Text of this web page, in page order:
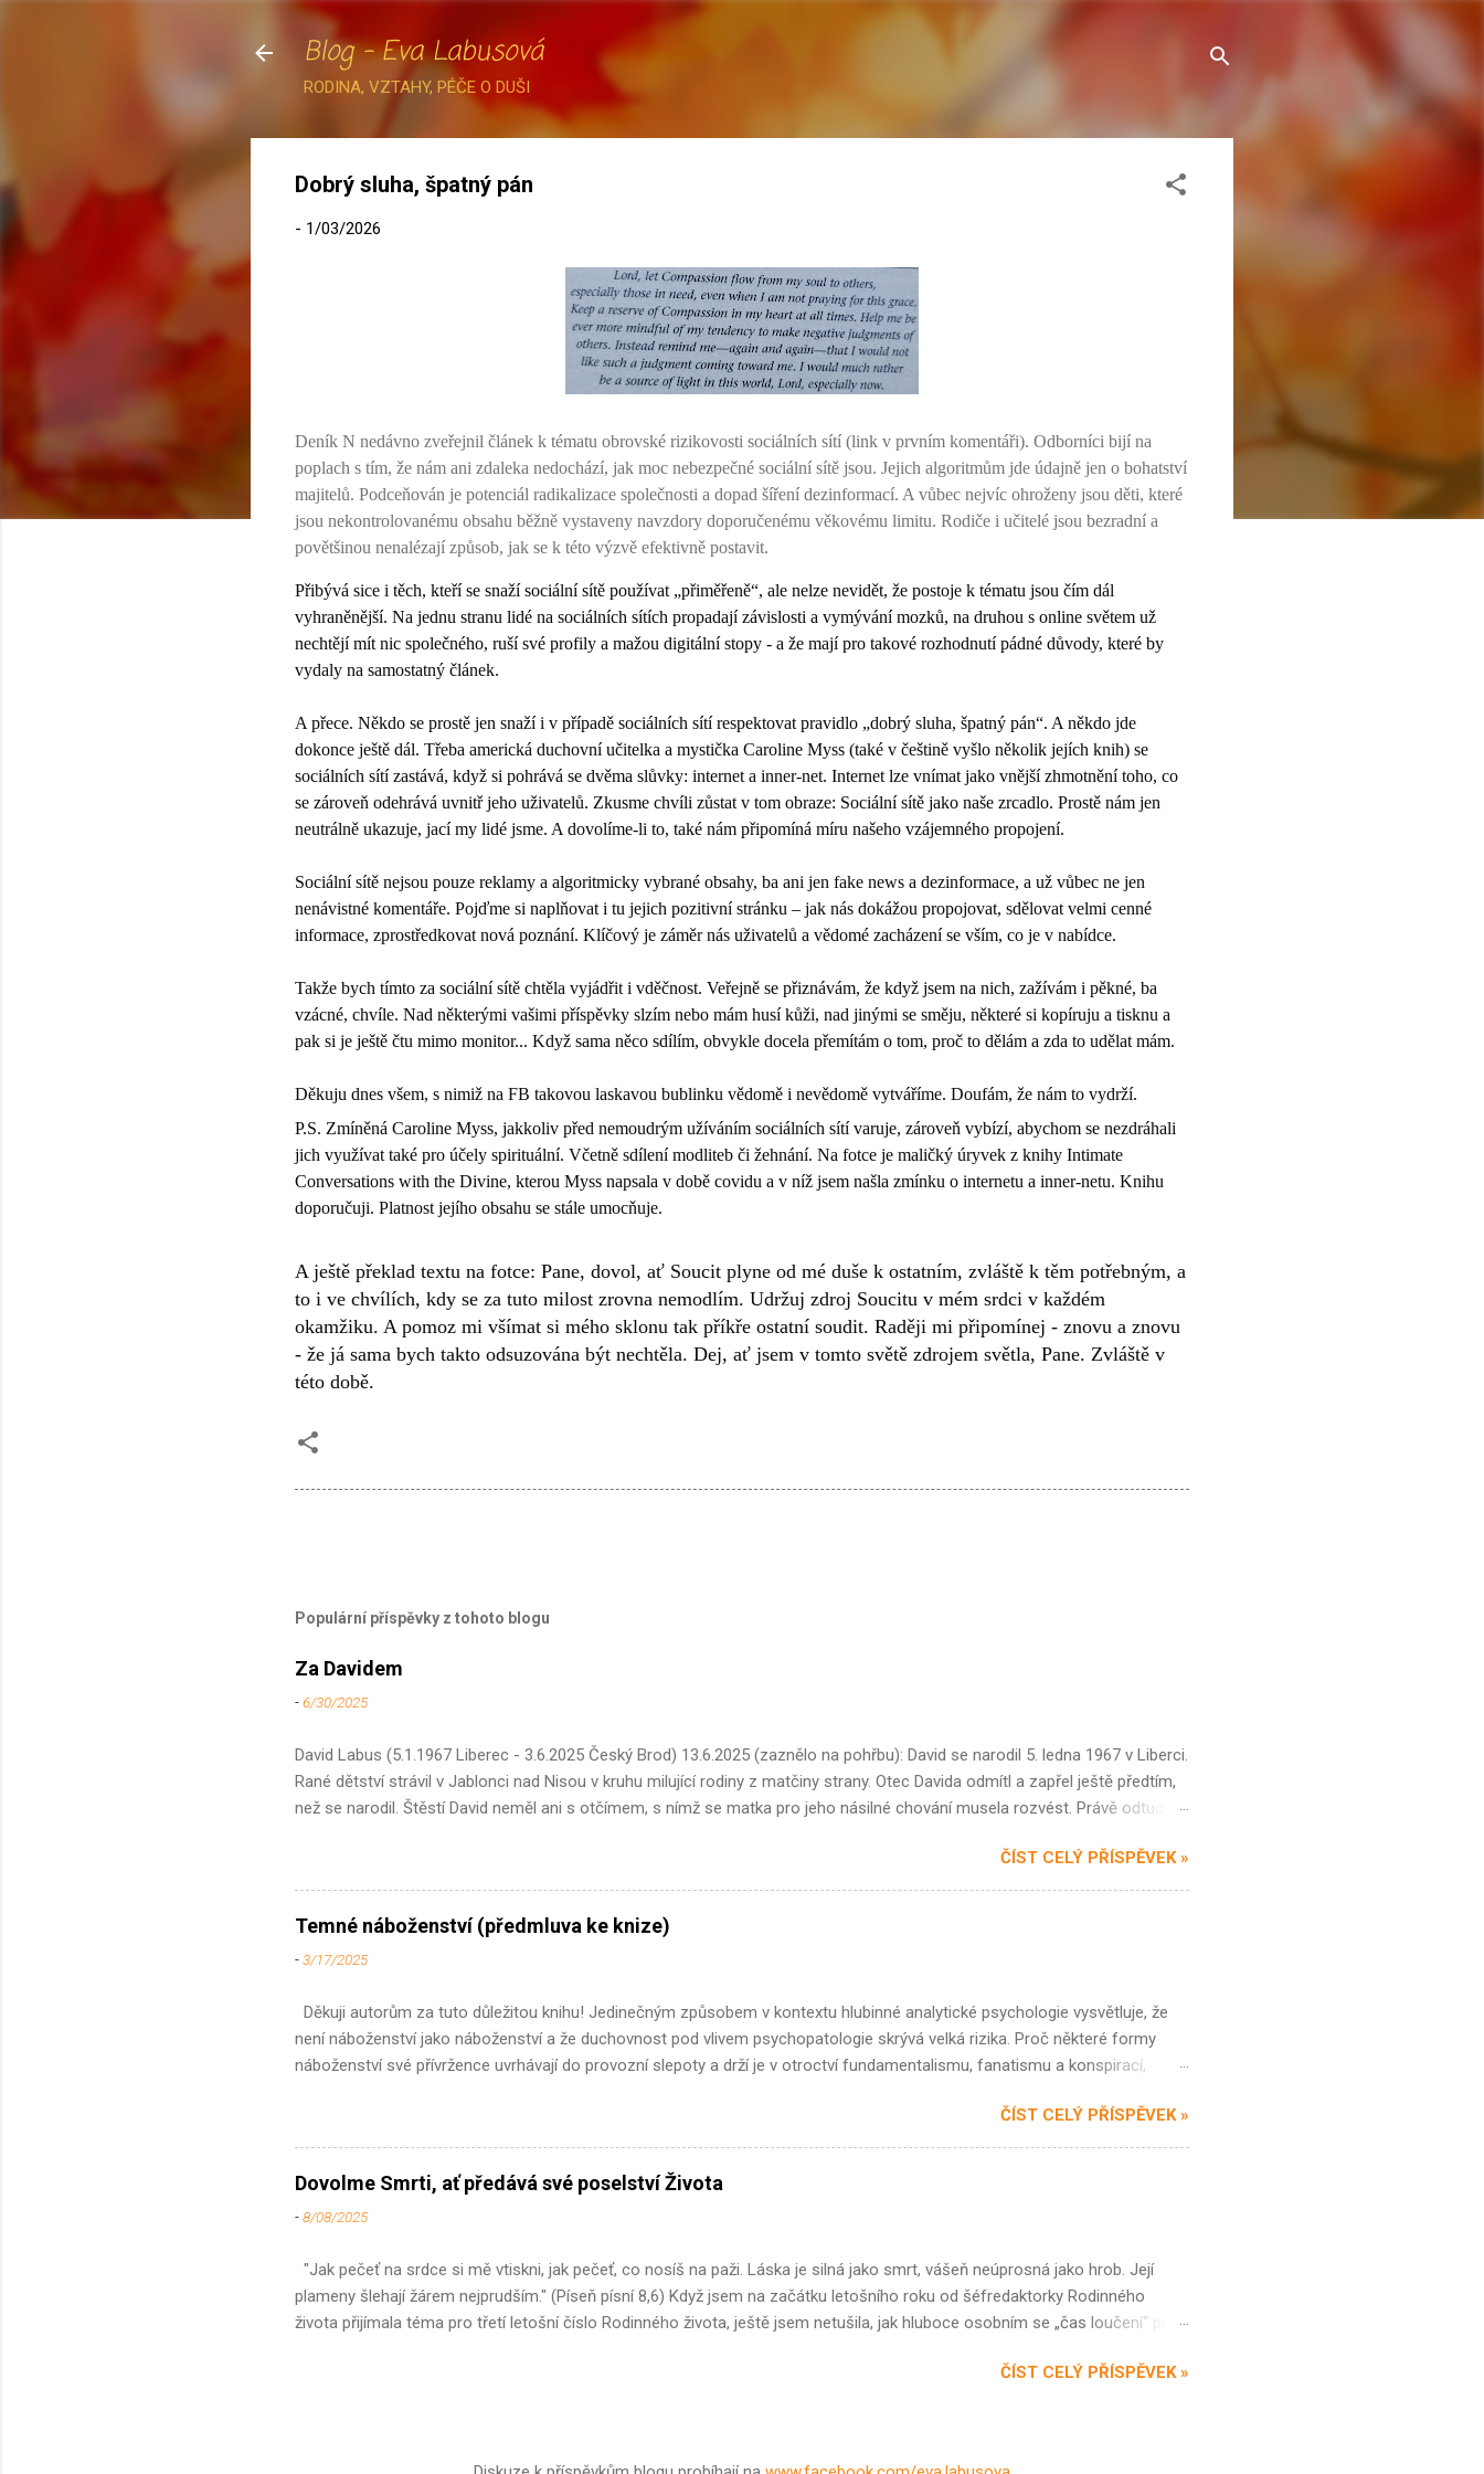
Přeskočit na hlavní obsah
Blog - Eva Labusová
RODINA, VZTAHY, PÉČE O DUŠI
Dobrý sluha, špatný pán
- 1/03/2026
Deník N nedávno zveřejnil článek k tématu obrovské rizikovosti sociálních sítí (link v prvním komentáři). Odborníci bijí na
poplach s tím, že nám ani zdaleka nedochází, jak moc nebezpečné sociální sítě jsou. Jejich algoritmům jde údajně jen o bohatství
majitelů. Podceňován je potenciál radikalizace společnosti a dopad šíření dezinformací. A vůbec nejvíc ohroženy jsou děti, které
jsou nekontrolovanému obsahu běžně vystaveny navzdory doporučenému věkovému limitu. Rodiče i učitelé jsou bezradní a
povětšinou nenalézají způsob, jak se k této výzvě efektivně postavit.
Přibývá sice i těch, kteří se snaží sociální sítě používat „přiměřeně“, ale nelze nevidět, že postoje k tématu jsou čím dál
vyhraněnější. Na jednu stranu lidé na sociálních sítích propadají závislosti a vymývání mozků, na druhou s online světem už
nechtějí mít nic společného, ruší své profily a mažou digitální stopy - a že mají pro takové rozhodnutí pádné důvody, které by
vydaly na samostatný článek.
A přece. Někdo se prostě jen snaží i v případě sociálních sítí respektovat pravidlo „dobrý sluha, špatný pán“. A někdo jde
dokonce ještě dál. Třeba americká duchovní učitelka a mystička Caroline Myss (také v češtině vyšlo několik jejích knih) se
sociálních sítí zastává, když si pohrává se dvěma slůvky: internet a inner-net. Internet lze vnímat jako vnější zhmotnění toho, co
se zároveň odehrává uvnitř jeho uživatelů. Zkusme chvíli zůstat v tom obraze: Sociální sítě jako naše zrcadlo. Prostě nám jen
neutrálně ukazuje, jací my lidé jsme. A dovolíme-li to, také nám připomíná míru našeho vzájemného propojení.
Sociální sítě nejsou pouze reklamy a algoritmicky vybrané obsahy, ba ani jen fake news a dezinformace, a už vůbec ne jen
nenávistné komentáře. Pojďme si naplňovat i tu jejich pozitivní stránku – jak nás dokážou propojovat, sdělovat velmi cenné
informace, zprostředkovat nová poznání. Klíčový je záměr nás uživatelů a vědomé zacházení se vším, co je v nabídce.
Takže bych tímto za sociální sítě chtěla vyjádřit i vděčnost. Veřejně se přiznávám, že když jsem na nich, zažívám i pěkné, ba
vzácné, chvíle. Nad některými vašimi příspěvky slzím nebo mám husí kůži, nad jinými se směju, některé si kopíruju a tisknu a
pak si je ještě čtu mimo monitor... Když sama něco sdílím, obvykle docela přemítám o tom, proč to dělám a zda to udělat mám.
Děkuju dnes všem, s nimiž na FB takovou laskavou bublinku vědomě i nevědomě vytváříme. Doufám, že nám to vydrží.
P.S. Zmíněná Caroline Myss, jakkoliv před nemoudrým užíváním sociálních sítí varuje, zároveň vybízí, abychom se nezdráhali
jich využívat také pro účely spirituální. Včetně sdílení modliteb či žehnání. Na fotce je maličký úryvek z knihy Intimate
Conversations with the Divine, kterou Myss napsala v době covidu a v níž jsem našla zmínku o internetu a inner-netu. Knihu
doporučuji. Platnost jejího obsahu se stále umocňuje.
A ještě překlad textu na fotce: Pane, dovol, ať Soucit plyne od mé duše k ostatním, zvláště k těm potřebným, a
to i ve chvílích, kdy se za tuto milost zrovna nemodlím. Udržuj zdroj Soucitu v mém srdci v každém
okamžiku. A pomoz mi všímat si mého sklonu tak příkře ostatní soudit. Raději mi připomínej - znovu a znovu
- že já sama bych takto odsuzována být nechtěla. Dej, ať jsem v tomto světě zdrojem světla, Pane. Zvláště v
této době.
Populární příspěvky z tohoto blogu
Za Davidem
-6/30/2025
David Labus (5.1.1967 Liberec - 3.6.2025 Český Brod) 13.6.2025 (zaznělo na pohřbu): David se narodil 5. ledna 1967 v Liberci.
Rané dětství strávil v Jablonci nad Nisou v kruhu milující rodiny z matčiny strany. Otec Davida odmítl a zapřel ještě předtím,
než se narodil. Štěstí David neměl ani s otčímem, s nímž se matka pro jeho násilné chování musela rozvést. Právě odtud asi
břitký humor, stejně jako celoživotní tendence být tak trochu ve střehu. Gymnázium David absolvoval v Trutnově, kde se
naučil hrát na klavír a na varhany a poprvé se tu také potkal s Bohem. Po maturitě se rozhodl pro studium japanologie na
Filozofické Fakultě Univerzity Karlovy. Po něm absolvoval roční pobyt v Zemi vycházejícího slunce, který mu umožnil laskavý
mecenáš, otec japonského přítele, pan Toshihiko Yatabe. Následně David začal na své alma mater učit japonským dějinám
a jazyku nové generac...
ČÍST CELÝ PŘÍSPĚVEK »
Temné náboženství (předmluva ke knize)
-3/17/2025
Děkuji autorům za tuto důležitou knihu! Jedinečným způsobem v kontextu hlubinné analytické psychologie vysvětluje, že
není náboženství jako náboženství a že duchovnost pod vlivem psychopatologie skrývá velká rizika. Proč některé formy
náboženství své přívržence uvrhávají do provozní slepoty a drží je v otroctví fundamentalismu, fanatismu a konspirací,
se potřeba transcendence přirozeně propojí s individuačním procesem a nevědomé niterné dění je reflektováno a
poznáváno vědomím zúčastněných. Vlado Šolc a George J. Didier píší s erudicí praktikujících jungiánských psychoterapeutů,
za níž ovšem stojí i jejich silné osobní příběhy. Přesvědčivě zprostředkovávají hodnotu lidského úsilí pochopit vlastní osud,
k čemuž významně napomáhá neupírat zrak jen do vnějšího smysly poznatelného světa, ale dívat se také směrem
opačným, dovnitř. Ja...
ČÍST CELÝ PŘÍSPĚVEK »
Dovolme Smrti, ať předává své poselství Života
-8/08/2025
"Jak pečeť na srdce si mě vtiskni, jak pečeť, co nosíš na paži. Láska je silná jako smrt, vášeň neúprosná jako hrob. Její
plameny šlehají žárem nejprudším." (Píseň písní 8,6) Když jsem na začátku letošního roku od šéfredaktorky Rodinného
života přijímala téma pro třetí letošní číslo Rodinného života, ještě jsem netušila, jak hluboce osobním se „čas loučení“ pro
míchy po pádu z vysokého stromu při výkonu arboristické práce) zemřel manžel. Ve věku pouhých padesáti osmi let. Ne, že
ČÍST CELÝ PŘÍSPĚVEK »